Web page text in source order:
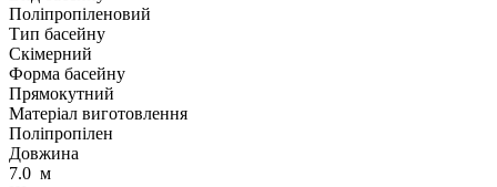
Поліпропіленовий
Тип басейну
Скімерний
Форма басейну
Прямокутний
Матеріал виготовлення
Поліпропілен
Довжина
7.0 м